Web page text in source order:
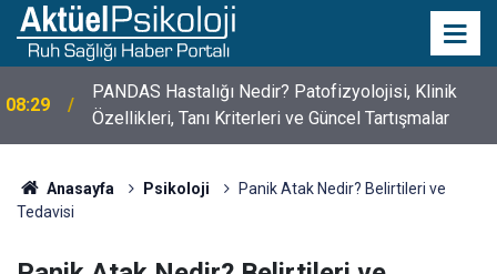
10:30
10 Mayıs Psikologlar Günü Nasıl Ortaya Çıktı? 10
Mayıs Tarihinin Hikayesi
Anasayfa Psikoloji
Panik Atak Nedir? Belirtileri ve
Tedavisi